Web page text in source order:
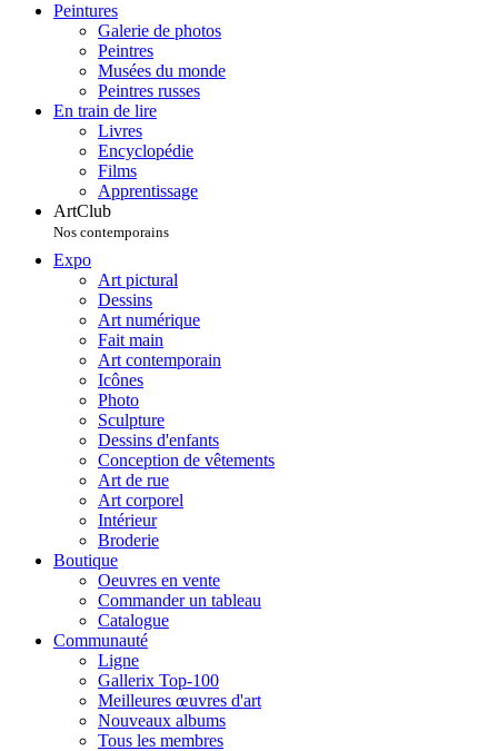
Peintures
Galerie de photos
Peintres
Musées du monde
Peintres russes
En train de lire
Livres
Encyclopédie
Films
Apprentissage
ArtClub
Nos contemporains
Expo
Art pictural
Dessins
Art numérique
Fait main
Art contemporain
Icônes
Photo
Sculpture
Dessins d'enfants
Conception de vêtements
Art de rue
Art corporel
Intérieur
Broderie
Boutique
Oeuvres en vente
Commander un tableau
Catalogue
Communauté
Ligne
Gallerix Top-100
Meilleures œuvres d'art
Nouveaux albums
Tous les membres